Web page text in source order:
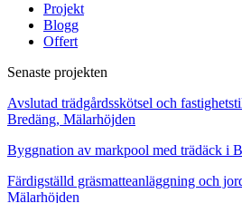
Projekt
Blogg
Offert
Senaste projekten
Avslutad trädgårdsskötsel och
Bredäng, Mälarhöjden
Byggnation av markpool med trädäck i
Färdigställd gräsmatteanläggning och
Mälarhöjden